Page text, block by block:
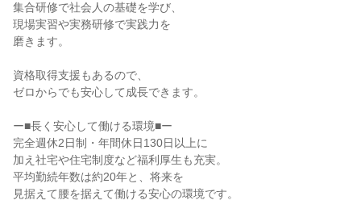
集合研修で社会人の基礎を学び、
現場実習や実務研修で実践力を
磨きます。
資格取得支援もあるので、
ゼロからでも安心して成長できます。
ー■長く安心して働ける環境■ー
完全週休2日制・年間休日130日以上に
加え社宅や住宅制度など福利厚生も充実。
平均勤続年数は約20年と、将来を
見据えて腰を据えて働ける安心の環境です。